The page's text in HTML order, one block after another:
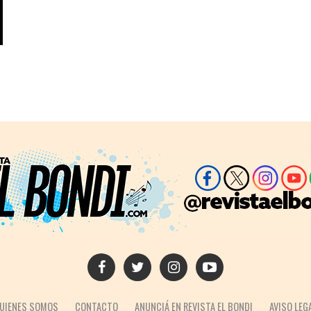
SOMOS CONTACTO ANUNCIÁ EN REVISTA EL BONDI AVISO